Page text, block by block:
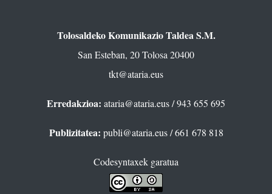
Tolosaldeko Komunikazio Taldea S.M.
San Esteban, 20 Tolosa 20400
tkt@ataria.eus
Erredakzioa: ataria@ataria.eus/ 943 655 695
Publizitatea: publi@ataria.eus/ 661 678 818
Codesyntaxek garatua